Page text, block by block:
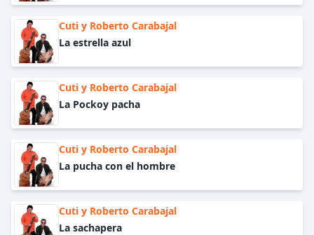
Cuti y Roberto Carabajal
La estrella azul
Cuti y Roberto Carabajal
La Pockoy pacha
Cuti y Roberto Carabajal
La pucha con el hombre
Cuti y Roberto Carabajal
La sachapera